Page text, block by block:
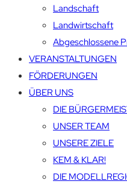
Landschaft
Landwirtschaft
Abgeschlossene
VERANSTALTUNGEN
FÖRDERUNGEN
ÜBER UNS
DIE
UNSER TEAM
UNSERE ZIELE
KEM & KLAR!
DIE